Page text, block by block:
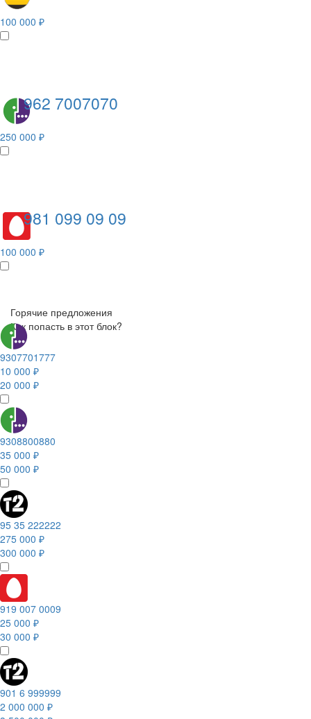
100 000 ₽
962 7007070
250 000 ₽
981 099 09 09
100 000 ₽
Горячие предложения
Как попасть в этот блок?
9307701777
10 000 ₽
20 000 ₽
9308800880
35 000 ₽
50 000 ₽
95 35 222222
275 000 ₽
300 000 ₽
919 007 0009
25 000 ₽
30 000 ₽
901 6 999999
2 000 000 ₽